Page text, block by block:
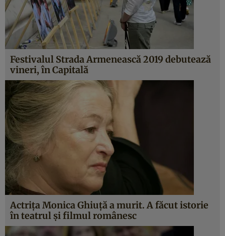
Festivalul Strada Armenească 2019 debutează
vineri, în Capitală
Actriţa Monica Ghiuţă a murit. A făcut istorie
în teatrul şi filmul românesc